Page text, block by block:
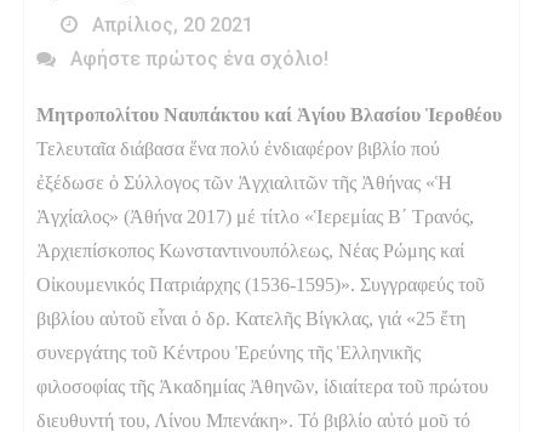
Απρίλιος, 20 2021
Αφήστε πρώτος ένα σχόλιο!
Μητροπολίτου Ναυπάκτου καί Ἁγίου Βλασίου Ἱεροθέου
Τελευταῖα διάβασα ἕνα πολύ ἐνδιαφέρον βιβλίο πού
ἐξέδωσε ὁ Σύλλογος τῶν Ἀγχιαλιτῶν τῆς Ἀθήνας «Ἡ
Ἀγχίαλος» (Ἀθήνα 2017) μέ τίτλο «Ἱερεμίας Β΄ Τρανός,
Ἀρχιεπίσκοπος Κωνσταντινουπόλεως, Νέας Ρώμης καί
Οἰκουμενικός Πατριάρχης (1536-1595)». Συγγραφεύς τοῦ
βιβλίου αὐτοῦ εἶναι ὁ δρ. Κατελῆς Βίγκλας, γιά «25 ἔτη
συνεργάτης τοῦ Κέντρου Ἐρεύνης τῆς Ἑλληνικῆς
φιλοσοφίας τῆς Ἀκαδημίας Ἀθηνῶν, ἰδιαίτερα τοῦ πρώτου
διευθυντή του, Λίνου Μπενάκη». Τό βιβλίο αὐτό μοῦ τό